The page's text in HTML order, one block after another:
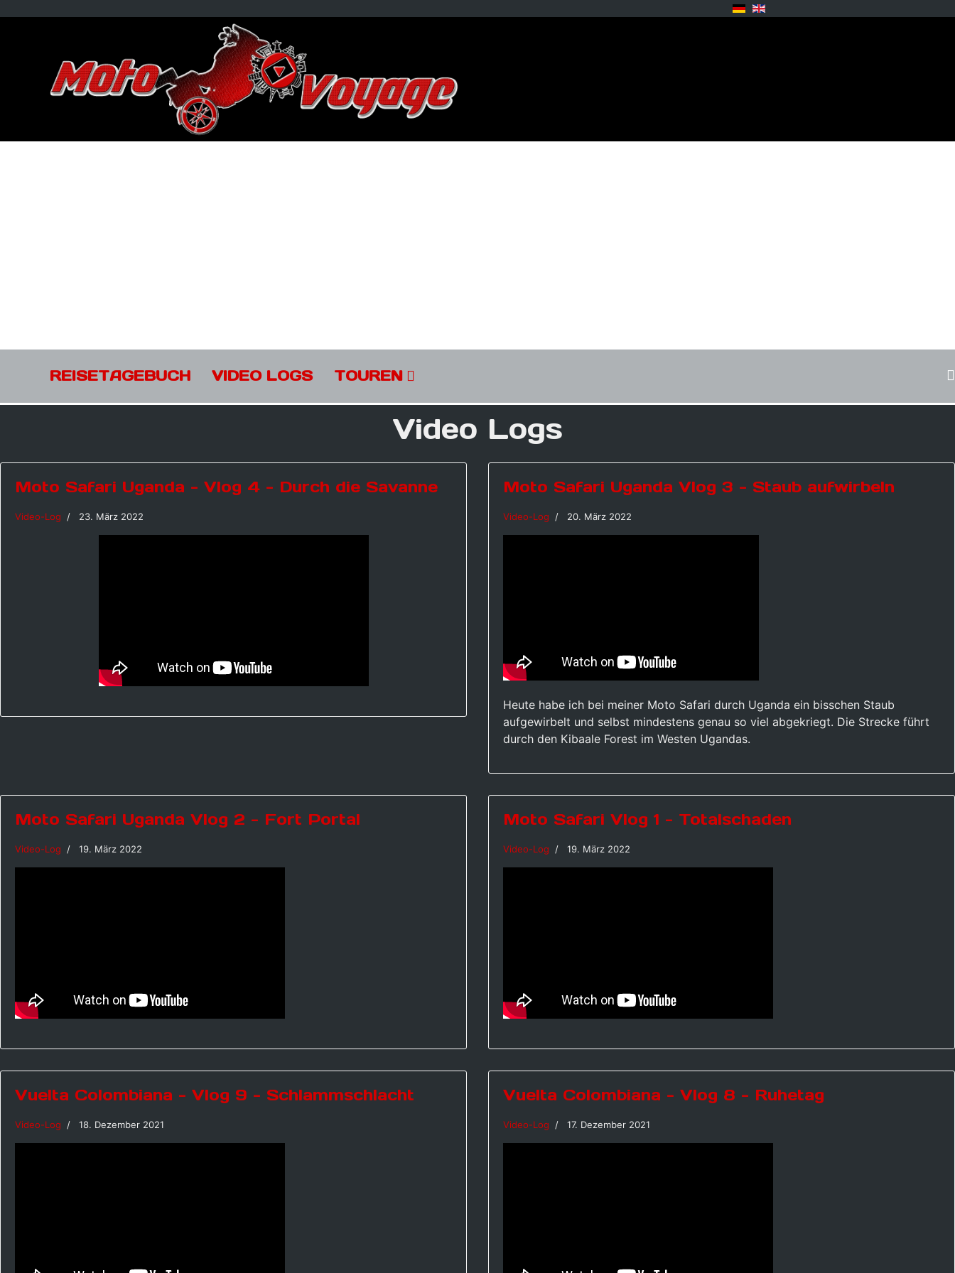
REISETAGEBUCH VIDEO LOGS TOUREN
Video Logs
Moto Safari Uganda - Vlog 4 - Durch die Savanne
Video-Log 23. März 2022
Moto Safari Uganda Vlog 3 - Staub aufwirbeln
Video-Log 20. März 2022
Heute habe ich bei meiner Moto Safari durch Uganda ein bisschen Staub
aufgewirbelt und selbst mindestens genau so viel abgekriegt. Die Strecke führt
durch den Kibaale Forest im Westen Ugandas.
Moto Safari Uganda Vlog 2 - Fort Portal
Video-Log 19. März 2022
Moto Safari Vlog 1 - Totalschaden
Video-Log 19. März 2022
Vuelta Colombiana - Vlog 9 - Schlammschlacht
Video-Log 18. Dezember 2021
Vuelta Colombiana - Vlog 8 - Ruhetag
Video-Log 17. Dezember 2021